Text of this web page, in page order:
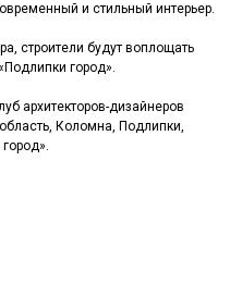
и стильный интерьер.
строители будут воплощать
город».
архитекторов-дизайнеров
Коломна, Подлипки,